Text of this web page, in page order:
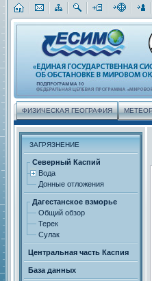
ФИЗИЧЕСКАЯ ГЕОГРАФИЯ
ЗАГРЯЗНЕНИЕ
Северный Каспий
Вода
Донные отложения
Дагестанское взморье
Общий обзор
Терек
Сулак
Центральная часть Каспия
База данных